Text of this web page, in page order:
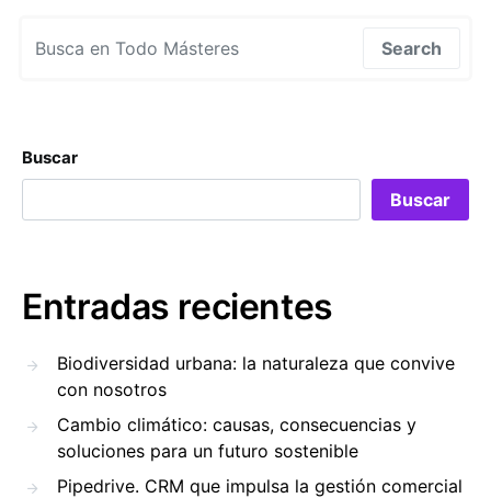
Search
Buscar
Buscar
Entradas recientes
Biodiversidad urbana: la naturaleza que convive
con nosotros
Cambio climático: causas, consecuencias y
soluciones para un futuro sostenible
Pipedrive. CRM que impulsa la gestión comercial